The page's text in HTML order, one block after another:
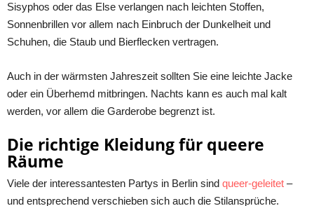
Sisyphos oder das Else verlangen nach leichten Stoffen,
Sonnenbrillen vor allem nach Einbruch der Dunkelheit und
Schuhen, die Staub und Bierflecken vertragen.
Auch in der wärmsten Jahreszeit sollten Sie eine leichte Jacke
oder ein Überhemd mitbringen. Nachts kann es auch mal kalt
werden, vor allem die Garderobe begrenzt ist.
Die richtige Kleidung für queere
Räume
Viele der interessantesten Partys in Berlin sind queer-geleitet –
und entsprechend verschieben sich auch die Stilansprüche.